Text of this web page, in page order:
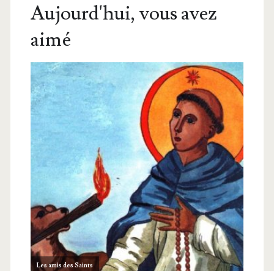
Aujourd'hui, vous avez
aimé